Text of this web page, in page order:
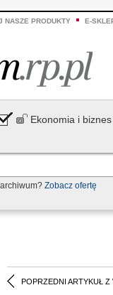
NASZE PRODUKTY E-
Ekonomia i biznes
Zobacz ofertę
POPRZEDNI ARTYKUŁ Z